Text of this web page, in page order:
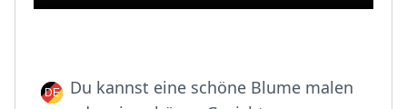
Du kannst eine schöne Blume malen